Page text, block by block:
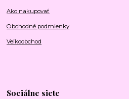
Ako nakupovať
Obchodné podmienky
Veľkoobchod
Sociálne siete